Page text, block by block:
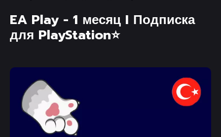
EA Play - 1 месяц I Подписка
для PlayStation⭐️